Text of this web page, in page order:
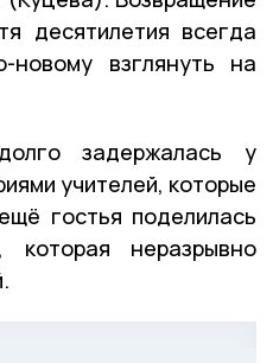
десятилетия всегда
новому взглянуть на
задержалась у
учителей, которые
гостья поделилась
которая неразрывно